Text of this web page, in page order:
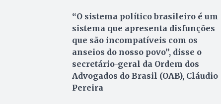
“O sistema político brasileiro é um
sistema que apresenta disfunções
que são incompatíveis com os
anseios do nosso povo”, disse o
secretário-geral da Ordem dos
Advogados do Brasil (OAB), Cláudio
Pereira